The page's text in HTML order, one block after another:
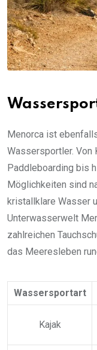
Menorca ist
Wassersportler. Von
Paddleboarding bis
Möglichkeiten sind
kristallklare Wasser
Unterwasserwelt
zahlreichen
das Meeresleben
Wassersportart
Kajak